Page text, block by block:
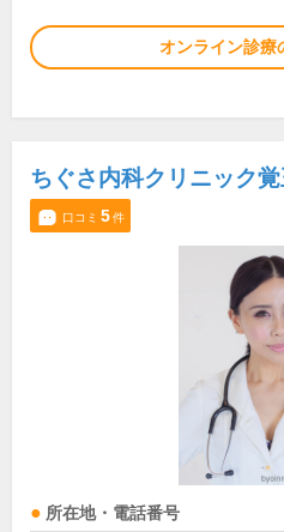
オンライン診療
ちぐさ内科クリニック
口コミ 5件
所在地・電話番号